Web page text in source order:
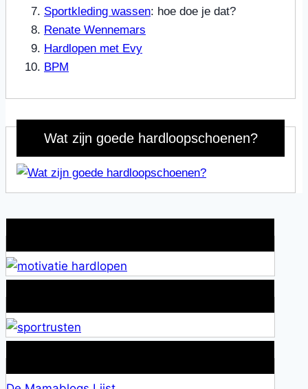
Sportkleding wassen: hoe doe je dat?
Renate Wennemars
Hardlopen met Evy
BPM
Wat zijn goede hardloopschoenen?